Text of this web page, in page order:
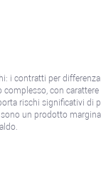
i contratti per differenza
con carattere
rischi significativi di
sono un prodotto